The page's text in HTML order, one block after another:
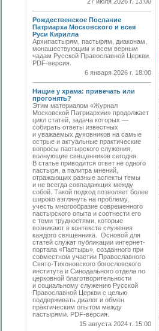
Рождественское Послание
Патриарха Московского и всея
Руси Кирилла
Архипастырям, пастырям, диаконам,
монашествующим и всем верным
чадам Русской Православной Церкви.
PDF-версия.
6 января 2026 г. 18:00
Нищие у храма: привечать или
прогонять?
Этим материалом «Журнал
Московской Патриархии» продолжает
цикл статей, задача которых —
собирать ответы известных
и уважаемых духовников на самые
острые и актуальные практические
вопросы пастырского служения,
волнующие священников сегодня.
В статье приводится ответ не одного
пастыря, а палитра мнений,
отражающих разные аспекты темы
и не всегда совпадающих между
собой. Такой подход позволяет более
широко взглянуть на проблему,
учесть многообразие современного
пастырского опыта и соотнести его
с теми трудностями, которые
возникают в контексте служения
каждого священника. Основой для
статей служат публикации интернет-
портала «Пастырь», созданного при
совместном участии Православного
Свято-Тихоновского богословского
института и Синодального отдела по
церковной благотворительности
и социальному служению Русской
Православной Церкви с целью
поддерживать диалог и обмен
практическим опытом между
пастырями. PDF-версия.
15 августа 2024 г. 15:00